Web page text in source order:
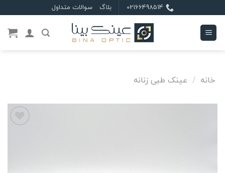
to
content
02166498514 بلاگ سوالات متداول
خانه / عینک طبی زنانه